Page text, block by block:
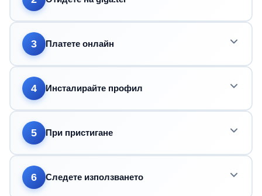
3 Платете онлайн
4 Инсталирайте профил
5 При пристигане
6 Следете използването